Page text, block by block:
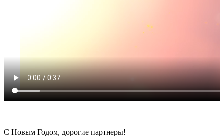
С Новым Годом, дорогие партнеры!